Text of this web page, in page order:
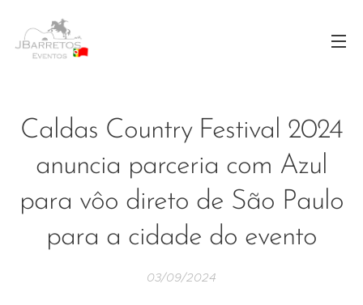
Caldas Country Festival 2024
anuncia parceria com Azul
para vôo direto de São Paulo
para a cidade do evento
03/09/2024